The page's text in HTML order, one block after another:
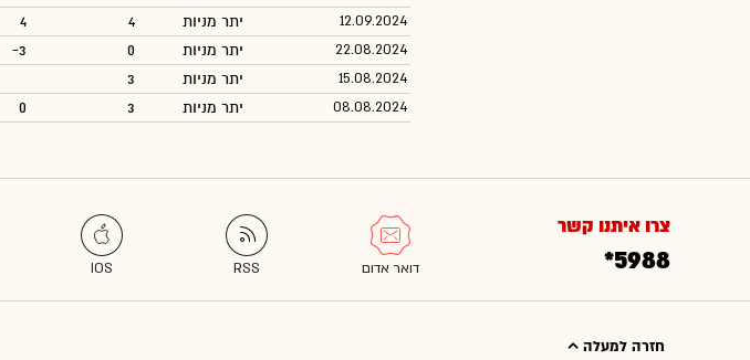
12.09.2024 יתר מניות 4
4
22.08.2024 יתר מניות 0
-3
15.08.2024 יתר מניות 3
08.08.2024 יתר מניות 3
0
צרו איתנו קשר
*5988
חזרה למעלה